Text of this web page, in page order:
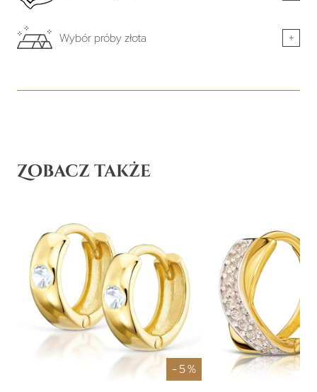
Wybór próby złota +
Zobacz także
- 5 %